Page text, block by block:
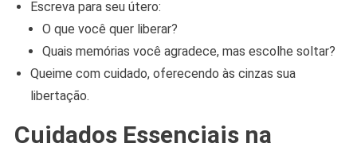
Escreva para seu útero:
O que você quer liberar?
Quais memórias você agradece, mas escolhe soltar?
Queime com cuidado, oferecendo às cinzas sua
libertação.
Cuidados Essenciais na